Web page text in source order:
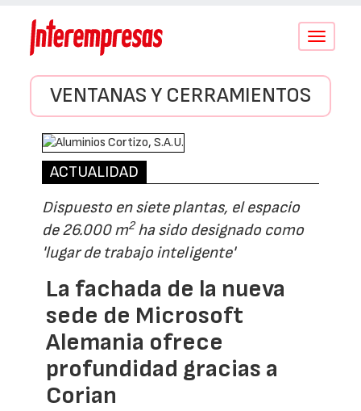
Conmutar
VENTANAS Y CERRAMIENTOS
ACTUALIDAD
Dispuesto en siete plantas, el espacio
de 26.000 m2ha sido designado como
'lugar de trabajo inteligente'
La fachada de la nueva
sede de Microsoft
Alemania ofrece
profundidad gracias a
Corian